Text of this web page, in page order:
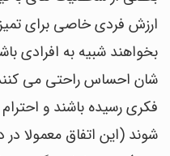
ارزش فردی خاصی برای
بخواهند شبیه به افرادی
شان احساس راحتی می
فکری رسیده باشند و